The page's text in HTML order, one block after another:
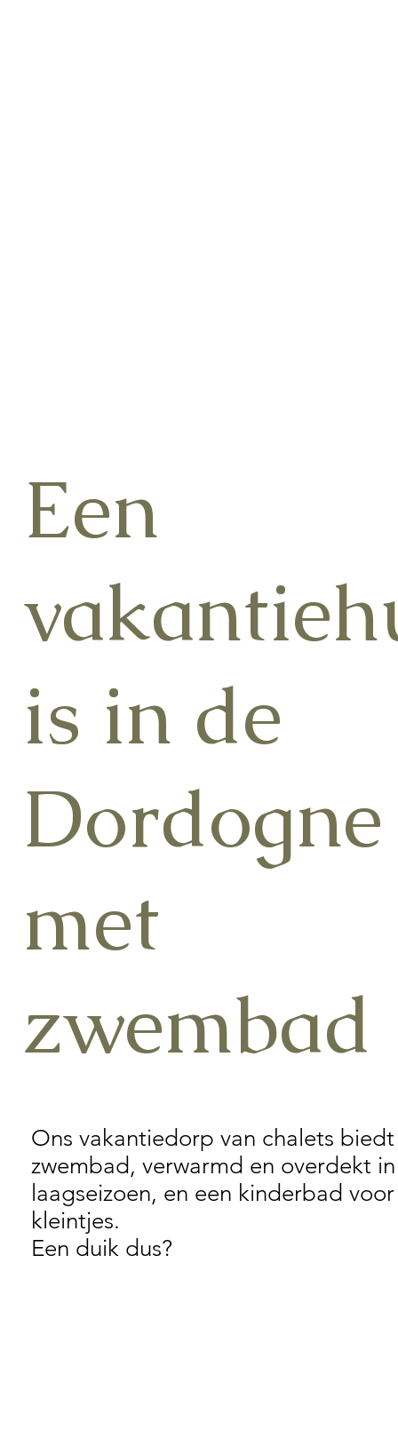
Een
is in de
Dordogne
met
zwembad
Ons vakantiedorp van chalets
zwembad, verwarmd en overdekt
laagseizoen, en een kinderbad
kleintjes.
Een duik dus?